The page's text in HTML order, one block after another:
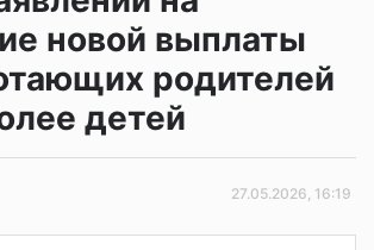
новой выплаты
родителей
детей
27.05.2026, 16:19